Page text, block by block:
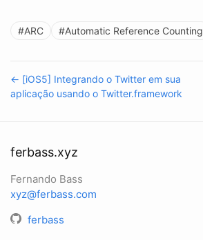
#ARC #Automatic Reference Counting
← [iOS5] Integrando o Twitter em sua
aplicação usando o Twitter.framework
ferbass.xyz
Fernando Bass
xyz@ferbass.com
ferbass